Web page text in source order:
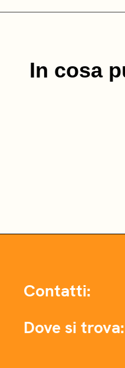
In cosa
Contatti:
Dove si trova: